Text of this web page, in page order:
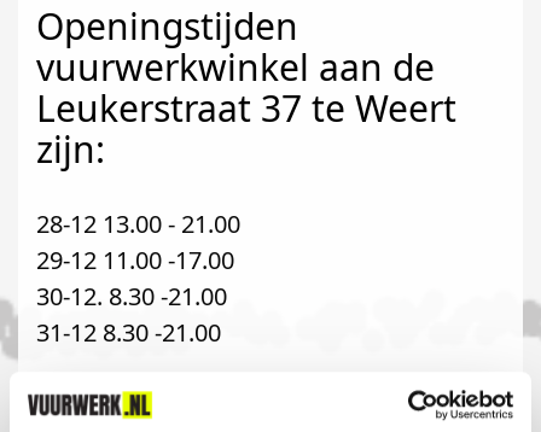
Openingstijden
vuurwerkwinkel aan de
Leukerstraat 37 te Weert
zijn:
28-12 13.00 - 21.00
29-12 11.00 -17.00
30-12. 8.30 -21.00
31-12 8.30 -21.00
Komt u uit kronenburg?